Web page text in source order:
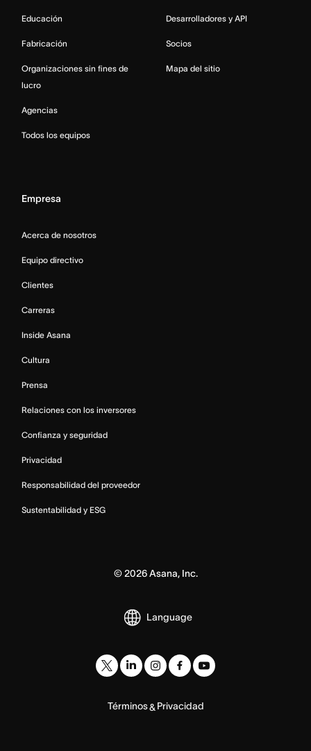
Educación
Fabricación
Organizaciones sin fines de
lucro
Agencias
Todos los equipos
Desarrolladores y API
Socios
Mapa del sitio
Empresa
Acerca de nosotros
Equipo directivo
Clientes
Carreras
Inside Asana
Cultura
Prensa
Relaciones con los inversores
Confianza y seguridad
Privacidad
Responsabilidad del proveedor
Sustentabilidad y ESG
© 2026Asana, Inc.
Language
Términos& Privacidad